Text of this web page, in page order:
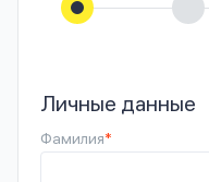
Личные данные
Фамилия*